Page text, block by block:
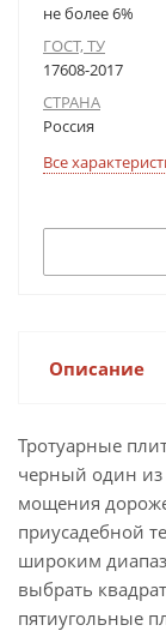
не более 6%
ГОСТ, ТУ
17608-2017
СТРАНА
Россия
Все
Описание
Тротуарные
черный один из
мощения
приусадебной
широким
выбрать
пятиугольные